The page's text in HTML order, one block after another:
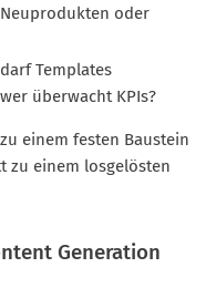
oder
Templates
überwacht KPIs?
einem festen Baustein
zu einem losgelösten
Generation